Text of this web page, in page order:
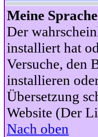
Meine
Der
installiert hat
Versuche, den
installieren
Übersetzung
Website (Der
Nach oben